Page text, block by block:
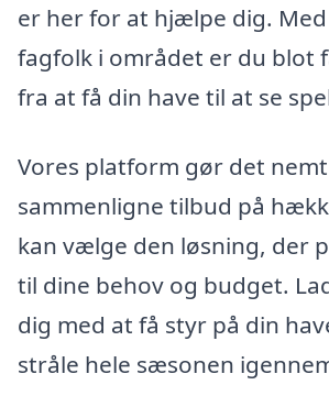
er her for at hjælpe dig.
fagfolk i området er du blot
fra at få din have til at se
Vores platform gør det
sammenligne tilbud på
kan vælge den løsning, der
til dine behov og budget.
dig med at få styr på din
stråle hele sæsonen